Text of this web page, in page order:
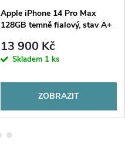
Apple iPhone 14 Pro Max
128GB temně fialový, stav A+
13 900 Kč
Skladem 1 ks
ZOBRAZIT